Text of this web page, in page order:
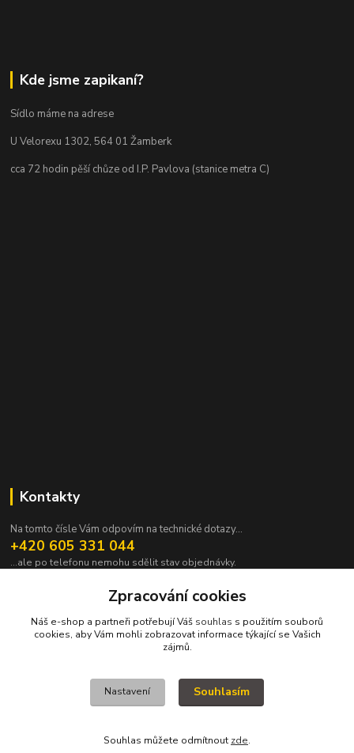
Kde jsme zapikaní?
Sídlo máme na adrese
U Velorexu 1302, 564 01 Žamberk
cca 72 hodin pěší chůze od I.P. Pavlova (stanice metra C)
Kontakty
Na tomto čísle Vám odpovím na technické dotazy...
+420 605 331 044
...ale po telefonu nemohu sdělit stav objednávky.
pavek@janpavek.com
VŠECHNY VÝROBKY V TOMTO ESHOPU JSOU VYRÁBĚNY NA ZAKÁZKU a
KOPYRAJT ORAJT! (c)2015-2022
Zpracování cookies
Náš e-shop a partneři potřebují Váš souhlas s použitím souborů
cookies, aby Vám mohli zobrazovat informace týkající se Vašich
zájmů.
Nastavení Souhlasím
Souhlas můžete odmítnout zde.